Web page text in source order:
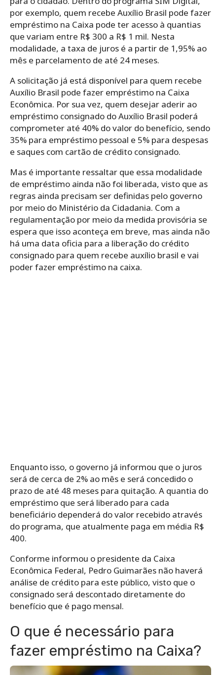
por exemplo, quem recebe Auxílio Brasil pode fazer
empréstimo na Caixa pode ter acesso à quantias
que variam entre R$ 300 a R$ 1 mil. Nesta
modalidade, a taxa de juros é a partir de 1,95% ao
mês e parcelamento de até 24 meses.
A solicitação já está disponível para quem recebe
Auxílio Brasil pode fazer empréstimo na Caixa
Econômica. Por sua vez, quem desejar aderir ao
empréstimo consignado do Auxílio Brasil poderá
comprometer até 40% do valor do benefício, sendo
35% para empréstimo pessoal e 5% para despesas
e saques com cartão de crédito consignado.
Mas é importante ressaltar que essa modalidade
de empréstimo ainda não foi liberada, visto que as
regras ainda precisam ser definidas pelo governo
por meio do Ministério da Cidadania. Com a
regulamentação por meio da medida provisória se
espera que isso aconteça em breve, mas ainda não
há uma data oficia para a liberação do crédito
consignado para quem recebe auxílio brasil e vai
poder fazer empréstimo na caixa.
Enquanto isso, o governo já informou que o juros
será de cerca de 2% ao mês e será concedido o
prazo de até 48 meses para quitação. A quantia do
empréstimo que será liberado para cada
beneficiário dependerá do valor recebido através
do programa, que atualmente paga em média R$
400.
Conforme informou o presidente da Caixa
Econômica Federal, Pedro Guimarães não haverá
análise de crédito para este público, visto que o
consignado será descontado diretamente do
benefício que é pago mensal.
O que é necessário para
fazer empréstimo na Caixa?